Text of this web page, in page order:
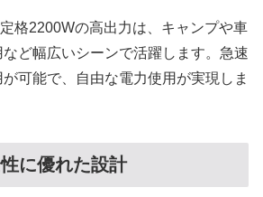
格2200Wの高出力は、キャンプや車
ど幅広いシーンで活躍します。急速
可能で、自由な電力使用が実現しま
に優れた設計